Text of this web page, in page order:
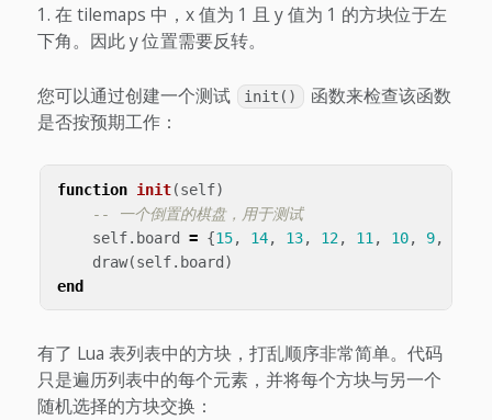
在 tilemaps 中，x 值为 1 且 y 值为 1 的方块位于左
下角。因此 y 位置需要反转。
您可以通过创建一个测试 init()
函数来检查该函数
是否按预期工作：
function init(self)
-- 一个倒置的棋盘，用于测试
self. board = {15, 14, 13, 12, 11 , 10, 9,
draw(self. board )
end
有了 Lua 表列表中的方块，打乱顺序非常简单。代码
只是遍历列表中的每个元素，并将每个方块与另一个
随机选择的方块交换：